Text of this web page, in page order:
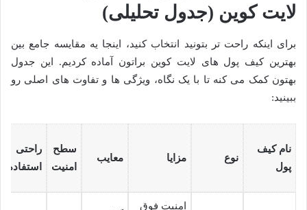
لایت کوین (جدول تحلیلی)
برای اینکه راحت تر بتونید انتخاب کنید، اینجا یه مقایسه جامع بین
بهترین کیف پول های لایت کوین براتون آماده کردیم. این جدول
بهتون کمک می کنه تا با یک نگاه، ویژگی ها و تفاوت های اصلی رو
ببینید:
نام کیف
پول
نوع مزایا معایب
سطح
امنیت
راحتی
استفاده
امنیت فوق